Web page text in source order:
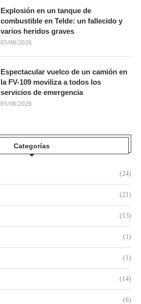
Explosión en un tanque de
combustible en Telde: un fallecido y
varios heridos graves
05/08/2026
Espectacular vuelco de un camión en
la FV-109 moviliza a todos los
servicios de emergencia
05/08/2026
Categorías
(24)
(21)
(13)
(1)
(1)
(14)
(6)